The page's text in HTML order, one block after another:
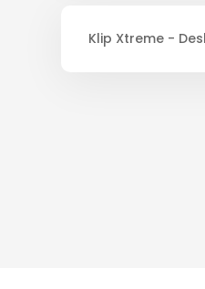
Klip Xtreme -